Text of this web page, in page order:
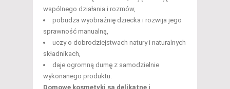
wspólnego działania i rozmów,
pobudza wyobraźnię dziecka i rozwija jego
sprawność manualną,
uczy o dobrodziejstwach natury i naturalnych
składnikach,
daje ogromną dumę z samodzielnie
wykonanego produktu.
Domowe kosmetyki są delikatne i